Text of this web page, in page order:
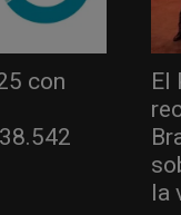
con
El
la